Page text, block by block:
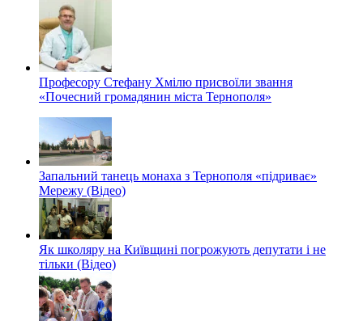
Професору Стефану Хмілю присвоїли звання
«Почесний громадянин міста Тернополя»
Запальний танець монаха з Тернополя «підриває»
Мережу (Відео)
Як школяру на Київщині погрожують депутати і не
тільки (Відео)